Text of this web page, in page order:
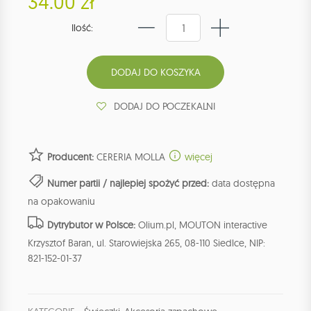
Ilość:
DODAJ DO POCZEKALNI
Producent: CERERIA MOLLA więcej
Numer partii / najlepiej spożyć przed: data dostępna
na opakowaniu
Dytrybutor w Polsce: Olium.pl, MOUTON interactive
Krzysztof Baran, ul. Starowiejska 265, 08-110 Siedlce, NIP:
821-152-01-37